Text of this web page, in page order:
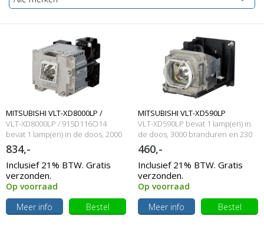
MITSUBISHI VLT-XD8000LP /
915D116O14 Originele
lampmodule
VLT-XD8000LP / 915D116O14
bevat 1 lamp(en) in de doos, 2000
branduren en 330 Watt
834,-
Inclusief 21% BTW. Gratis
verzonden.
Op voorraad
Meer info
Bestel
MITSUBISHI VLT-XD590LP
Originele lampmodule
VLT-XD590LP bevat 1 lamp(en) in
de doos, 3000 branduren en 230
Watt
460,-
Inclusief 21% BTW. Gratis
verzonden.
Op voorraad
Meer info
Bestel